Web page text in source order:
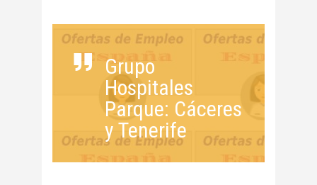
Grupo
Hospitales
Parque: Cáceres
y Tenerife